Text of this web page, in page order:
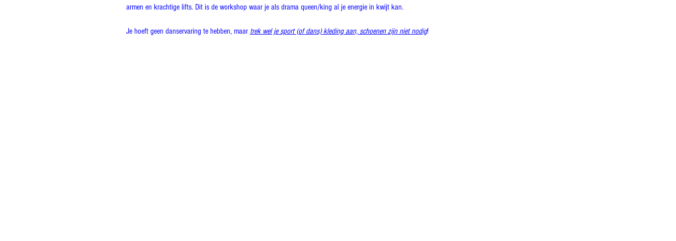
armen en krachtige lifts. Dit is de workshop waar je als drama queen/king al je energie in kwijt kan.
Je hoeft geen danservaring te hebben, maar trek wel je sport (of dans) kleding aan, schoenen zijn niet nodig!